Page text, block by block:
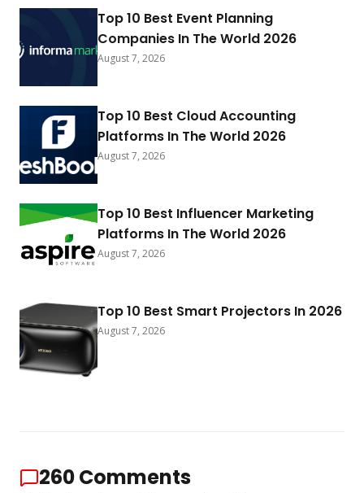
Top 10 Best Event Planning
Companies In The World 2026
August 7, 2026
Top 10 Best Cloud Accounting
Platforms In The World 2026
August 7, 2026
Top 10 Best Influencer Marketing
Platforms In The World 2026
August 7, 2026
Top 10 Best Smart Projectors In 2026
August 7, 2026
260Comments